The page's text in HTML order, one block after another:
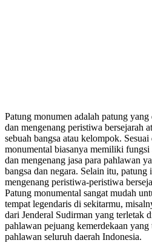
Patung monumen adalah patung
dan mengenang peristiwa bersejarah
sebuah bangsa atau kelompok.
monumental biasanya memiliki fungsi
dan mengenang jasa para pahlawan
bangsa dan negara. Selain itu,
mengenang peristiwa-peristiwa
Patung monumental sangat mudah
tempat legendaris di sekitarmu,
dari Jenderal Sudirman yang terletak
pahlawan pejuang kemerdekaan
pahlawan seluruh daerah Indonesia.